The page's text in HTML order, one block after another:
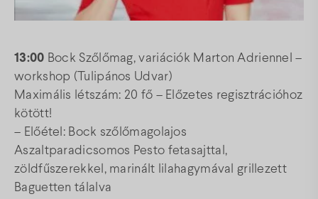
13:00 Bock Szőlőmag, variációk Marton Adriennel –
workshop (Tulipános Udvar)
Maximális létszám: 20 fő – Előzetes regisztrációhoz
kötött!
– Előétel: Bock szőlőmagolajos
Aszaltparadicsomos Pesto fetasajttal,
zöldfűszerekkel, marinált lilahagymával grillezett
Baguetten tálalva